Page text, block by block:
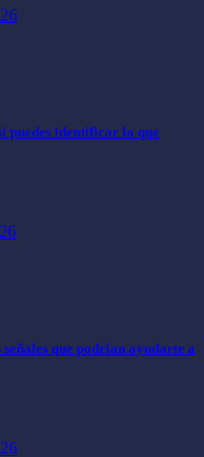
puedes identificar lo que
que podrían ayudarte a